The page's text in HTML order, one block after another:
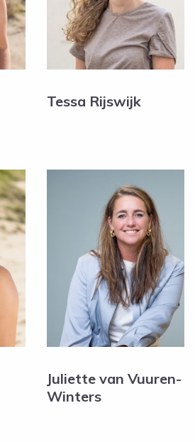
Tessa Rijswijk
Juliette van Vuuren-
Winters